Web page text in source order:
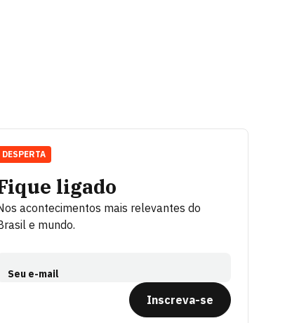
ligado
acontecimentos mais relevantes do
e mundo.
Seu e-mail
Inscreva-se
DESPERTA